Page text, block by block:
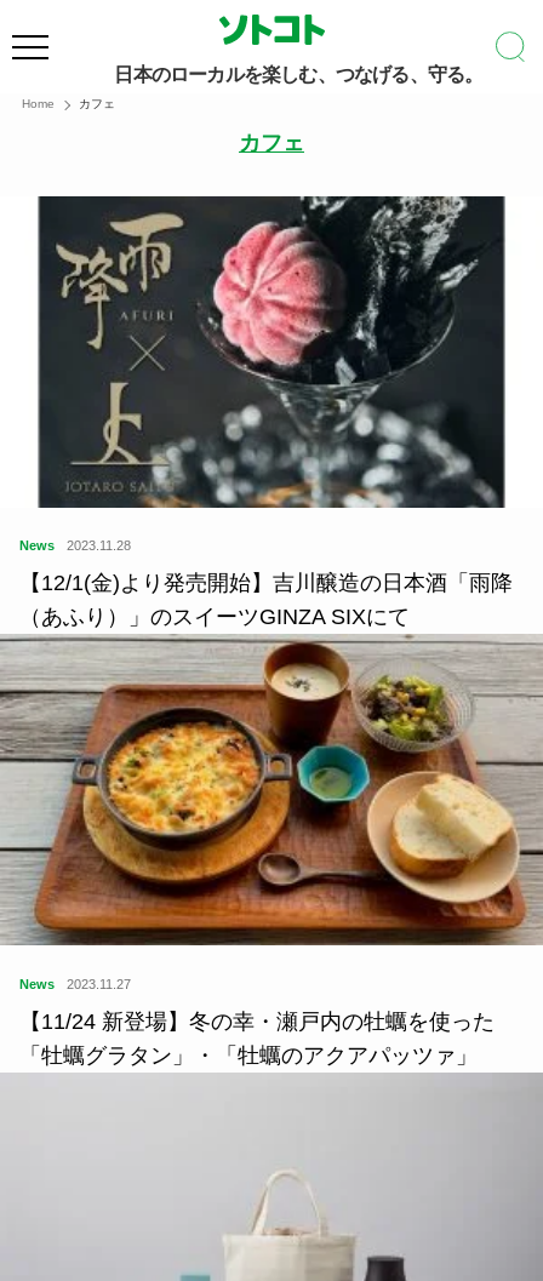
日本のローカルを楽しむ、つなげる、守る。
Home カフェ
カフェ
News 2023.11.28
【12/1(金)より発売開始】吉川醸造の日本酒「雨降
（あふり）」のスイーツGINZA SIXにて
News 2023.11.27
【11/24 新登場】冬の幸・瀬戸内の牡蠣を使った
「牡蠣グラタン」・「牡蠣のアクアパッツァ」